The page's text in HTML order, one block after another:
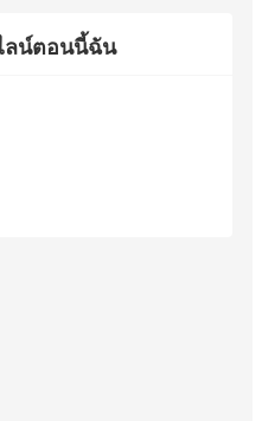
ลน์ตอนนี้ฉัน